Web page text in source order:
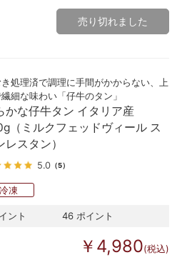
売り切れました
き処理済で調理に手間がかからない、上
細な味わい「仔牛のタン」
かな仔牛タン イタリア産
（ミルクフェッドヴィール ス
レスタン）
5.0 （5）
冷凍
ント 46 ポイント
￥4,980(税込)